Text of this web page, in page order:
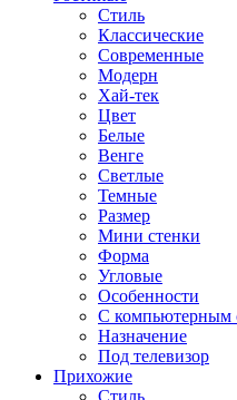
Стиль
Классические
Современные
Модерн
Хай-тек
Цвет
Белые
Венге
Светлые
Темные
Размер
Мини стенки
Форма
Угловые
Особенности
С компьютерным
Назначение
Под телевизор
Прихожие
Стиль